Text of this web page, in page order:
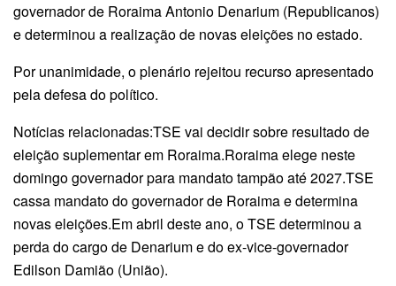
governador de Roraima Antonio Denarium (Republicanos)
e determinou a realização de novas eleições no estado.
Por unanimidade, o plenário rejeitou recurso apresentado
pela defesa do político.
Notícias relacionadas:TSE vai decidir sobre resultado de
eleição suplementar em Roraima.Roraima elege neste
domingo governador para mandato tampão até 2027.TSE
cassa mandato do governador de Roraima e determina
novas eleições.Em abril deste ano, o TSE determinou a
perda do cargo de Denarium e do ex-vice-governador
Edilson Damião (União).